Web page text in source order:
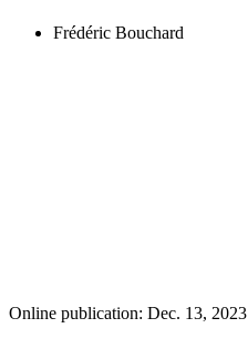
Frédéric Bouchard
Online publication: Dec. 13, 2023